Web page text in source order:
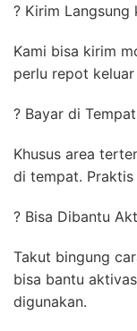
? Kirim Langsung
Kami bisa kirim
perlu repot keluar
? Bayar di
Khusus area
di tempat.
? Bisa Dibantu
Takut bingung
bisa bantu
digunakan.